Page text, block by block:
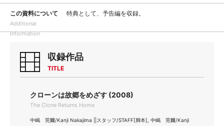
この資料について
Additional
Information
特典として、予告編を収録。
収録作品
TITLE
クローンは故郷をめざす (2008)
The Clone Returns Home
中嶋 莞爾/Kanji Nakajima ||スタッフ/STAFF[脚本], 中嶋 莞爾/Kanji